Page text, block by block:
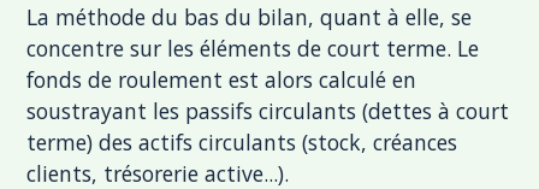
La méthode du bas du bilan, quant à elle, se
concentre sur les éléments de court terme. Le
fonds de roulement est alors calculé en
soustrayant les passifs circulants (dettes à court
terme) des actifs circulants (stock, créances
clients, trésorerie active...).